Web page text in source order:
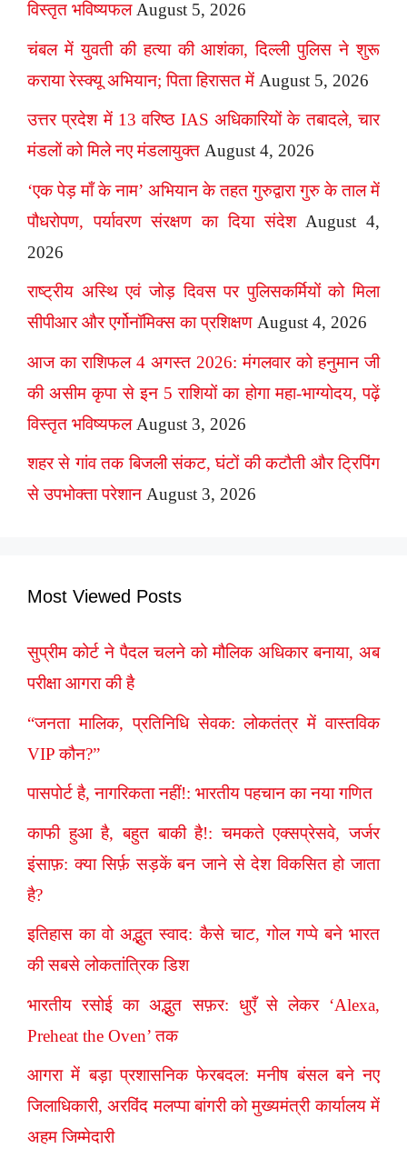
विस्तृत भविष्यफल August 5, 2026
चंबल में युवती की हत्या की आशंका, दिल्ली पुलिस ने शुरू
कराया रेस्क्यू अभियान; पिता हिरासत में August 5, 2026
उत्तर प्रदेश में 13 वरिष्ठ IAS अधिकारियों के तबादले, चार
मंडलों को मिले नए मंडलायुक्त August 4, 2026
‘एक पेड़ माँ के नाम’ अभियान के तहत गुरुद्वारा गुरु के ताल में
पौधरोपण, पर्यावरण संरक्षण का दिया संदेश August 4,
2026
राष्ट्रीय अस्थि एवं जोड़ दिवस पर पुलिसकर्मियों को मिला
सीपीआर और एर्गोनॉमिक्स का प्रशिक्षण August 4, 2026
आज का राशिफल 4 अगस्त 2026: मंगलवार को हनुमान जी
की असीम कृपा से इन 5 राशियों का होगा महा-भाग्योदय, पढ़ें
विस्तृत भविष्यफल August 3, 2026
शहर से गांव तक बिजली संकट, घंटों की कटौती और ट्रिपिंग
से उपभोक्ता परेशान August 3, 2026
Most Viewed Posts
सुप्रीम कोर्ट ने पैदल चलने को मौलिक अधिकार बनाया, अब
परीक्षा आगरा की है
“जनता मालिक, प्रतिनिधि सेवक: लोकतंत्र में वास्तविक
VIP कौन?”
पासपोर्ट है, नागरिकता नहीं!: भारतीय पहचान का नया गणित
काफी हुआ है, बहुत बाकी है!: चमकते एक्सप्रेसवे, जर्जर
इंसाफ़: क्या सिर्फ़ सड़कें बन जाने से देश विकसित हो जाता
है?
इतिहास का वो अद्भुत स्वाद: कैसे चाट, गोल गप्पे बने भारत
की सबसे लोकतांत्रिक डिश
भारतीय रसोई का अद्भुत सफ़र: धुएँ से लेकर ‘Alexa,
Preheat the Oven’ तक
आगरा में बड़ा प्रशासनिक फेरबदल: मनीष बंसल बने नए
जिलाधिकारी, अरविंद मलप्पा बांगरी को मुख्यमंत्री कार्यालय में
अहम जिम्मेदारी